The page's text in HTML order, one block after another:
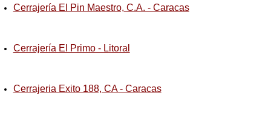
Cerrajería El Pin Maestro, C.A. - Caracas
Cerrajería El Primo - Litoral
Cerrajeria Exito 188, CA - Caracas